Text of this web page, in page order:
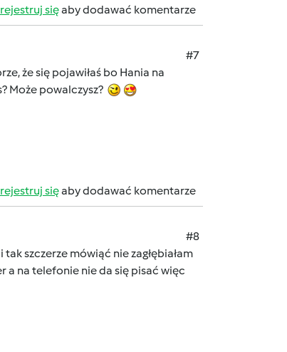
sięaby dodawać komentarze
#7
że się pojawiłaś bo Hania na
Może powalczysz?
sięaby dodawać komentarze
#8
szczerze mówiąć nie zagłębiałam
na telefonie nie da się pisać więc